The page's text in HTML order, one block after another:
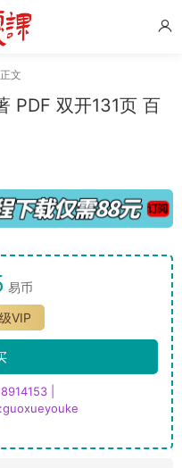
正文
PDF 双开131页 百
易币
VIP
|